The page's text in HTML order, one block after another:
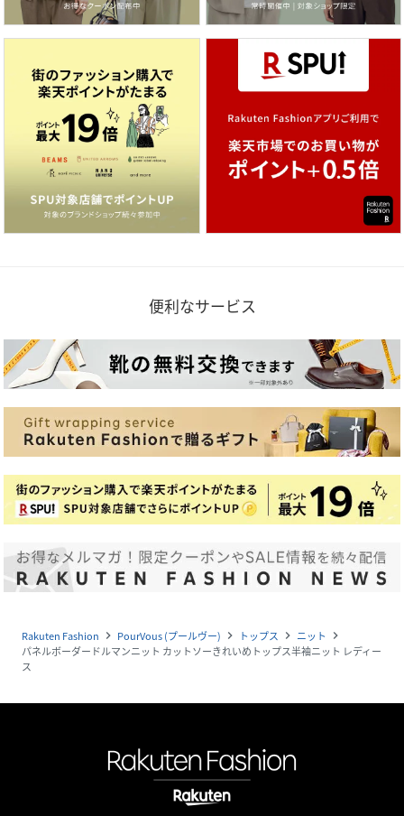
便利なサービス
Rakuten Fashion navigate_next PourVous (プールヴー) navigate_next トップス navigate_next ニット navigate_next
パネルボーダードルマンニット カットソーきれいめトップス半袖ニット レディー
ス